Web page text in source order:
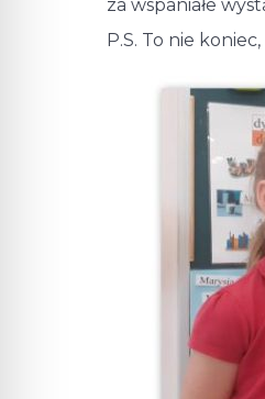
za wspaniałe
P.S. To nie